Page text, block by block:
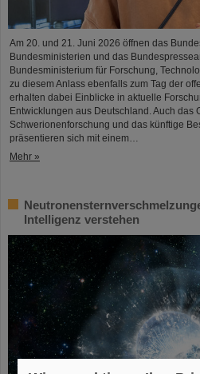
Am 20. und 21. Juni 2026 öffnen das
Bundesministerien und das
Bundesministerium für Forschung,
zu diesem Anlass ebenfalls zum Tag der
erhalten dabei Einblicke in aktuelle
Entwicklungen aus Deutschland. Auch das
Schwerionenforschung und das künftige
präsentieren sich mit einem…
Mehr »
Intelligenz verstehen